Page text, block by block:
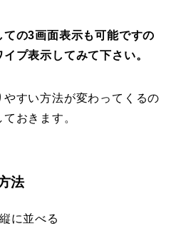
ての3画面表示も可能ですの
プ表示してみて下さい。
すい方法が変わってくるの
おきます。
法
に並べる